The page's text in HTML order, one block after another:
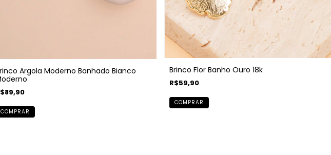
Argola Moderno Banhado Bianco
COMPRAR
Brinco Flor Banho Ouro 18k
R$59,90
COMPRAR